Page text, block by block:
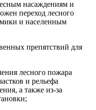
насаждениям и
переход лесного
и населенным
препятствий для
лесного пожара
и рельефа
а также из-за